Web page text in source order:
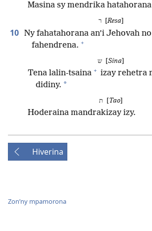
Masina sy mendrika hatahorana
ר [Resa]
10 Ny fahatahorana an’i Jehovah
fahendrena. +
ש [Sina]
Tena lalin-tsaina + izay rehetra
didiny. *
Tao
Hoderaina mandrakizay izy.
Hiverina
Zon’ny mpamorona